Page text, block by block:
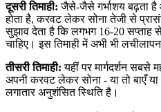
दूसरी तिमाही: जैसे-जैसे गर्भाशय बढ़ता
होता है, करवट लेकर सोना तेजी से
सुझाव देता है कि लगभग 16-20
चाहिए। इस तिमाही में अभी भी
तीसरी तिमाही: यहीं पर मार्गदर्शन सबसे
अपनी करवट लेकर सोना - या तो बाएँ या
लगातार अनुशंसित स्थिति है।